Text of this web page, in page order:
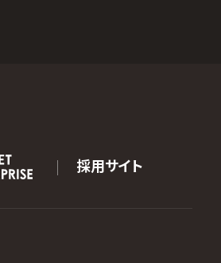
採用サイト